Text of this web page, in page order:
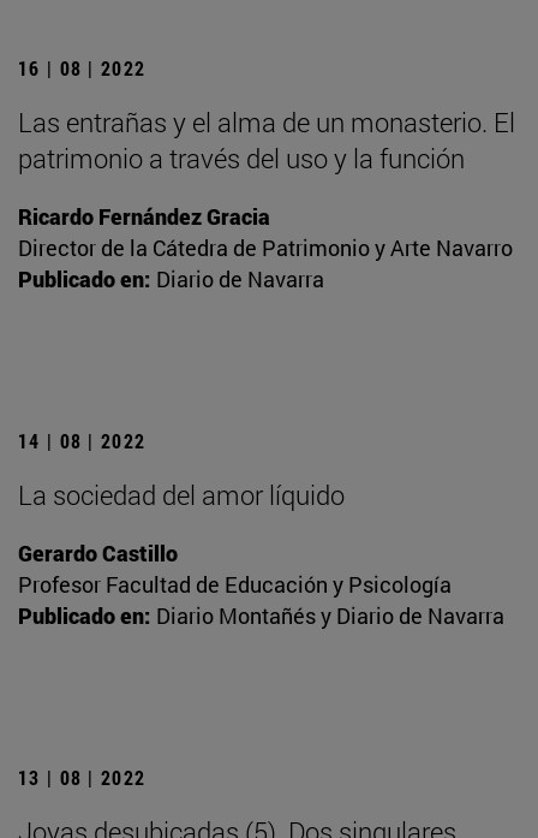
16 | 08 | 2022
Las entrañas y el alma de un monasterio. El
patrimonio a través del uso y la función
Ricardo Fernández Gracia
Director de la Cátedra de Patrimonio y Arte Navarro
Publicado en: Diario de Navarra
14 | 08 | 2022
La sociedad del amor líquido
Gerardo Castillo
Profesor Facultad de Educación y Psicología
Publicado en: Diario Montañés y Diario de Navarra
13 | 08 | 2022